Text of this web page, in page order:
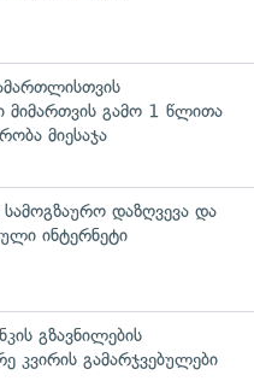
მიმართვის გამო 1 წლითა
მიესაჯა
სამოგზაურო დაზღვევა და
ინტერნეტი
გზავნილების
კვირის გამარჯვებულები